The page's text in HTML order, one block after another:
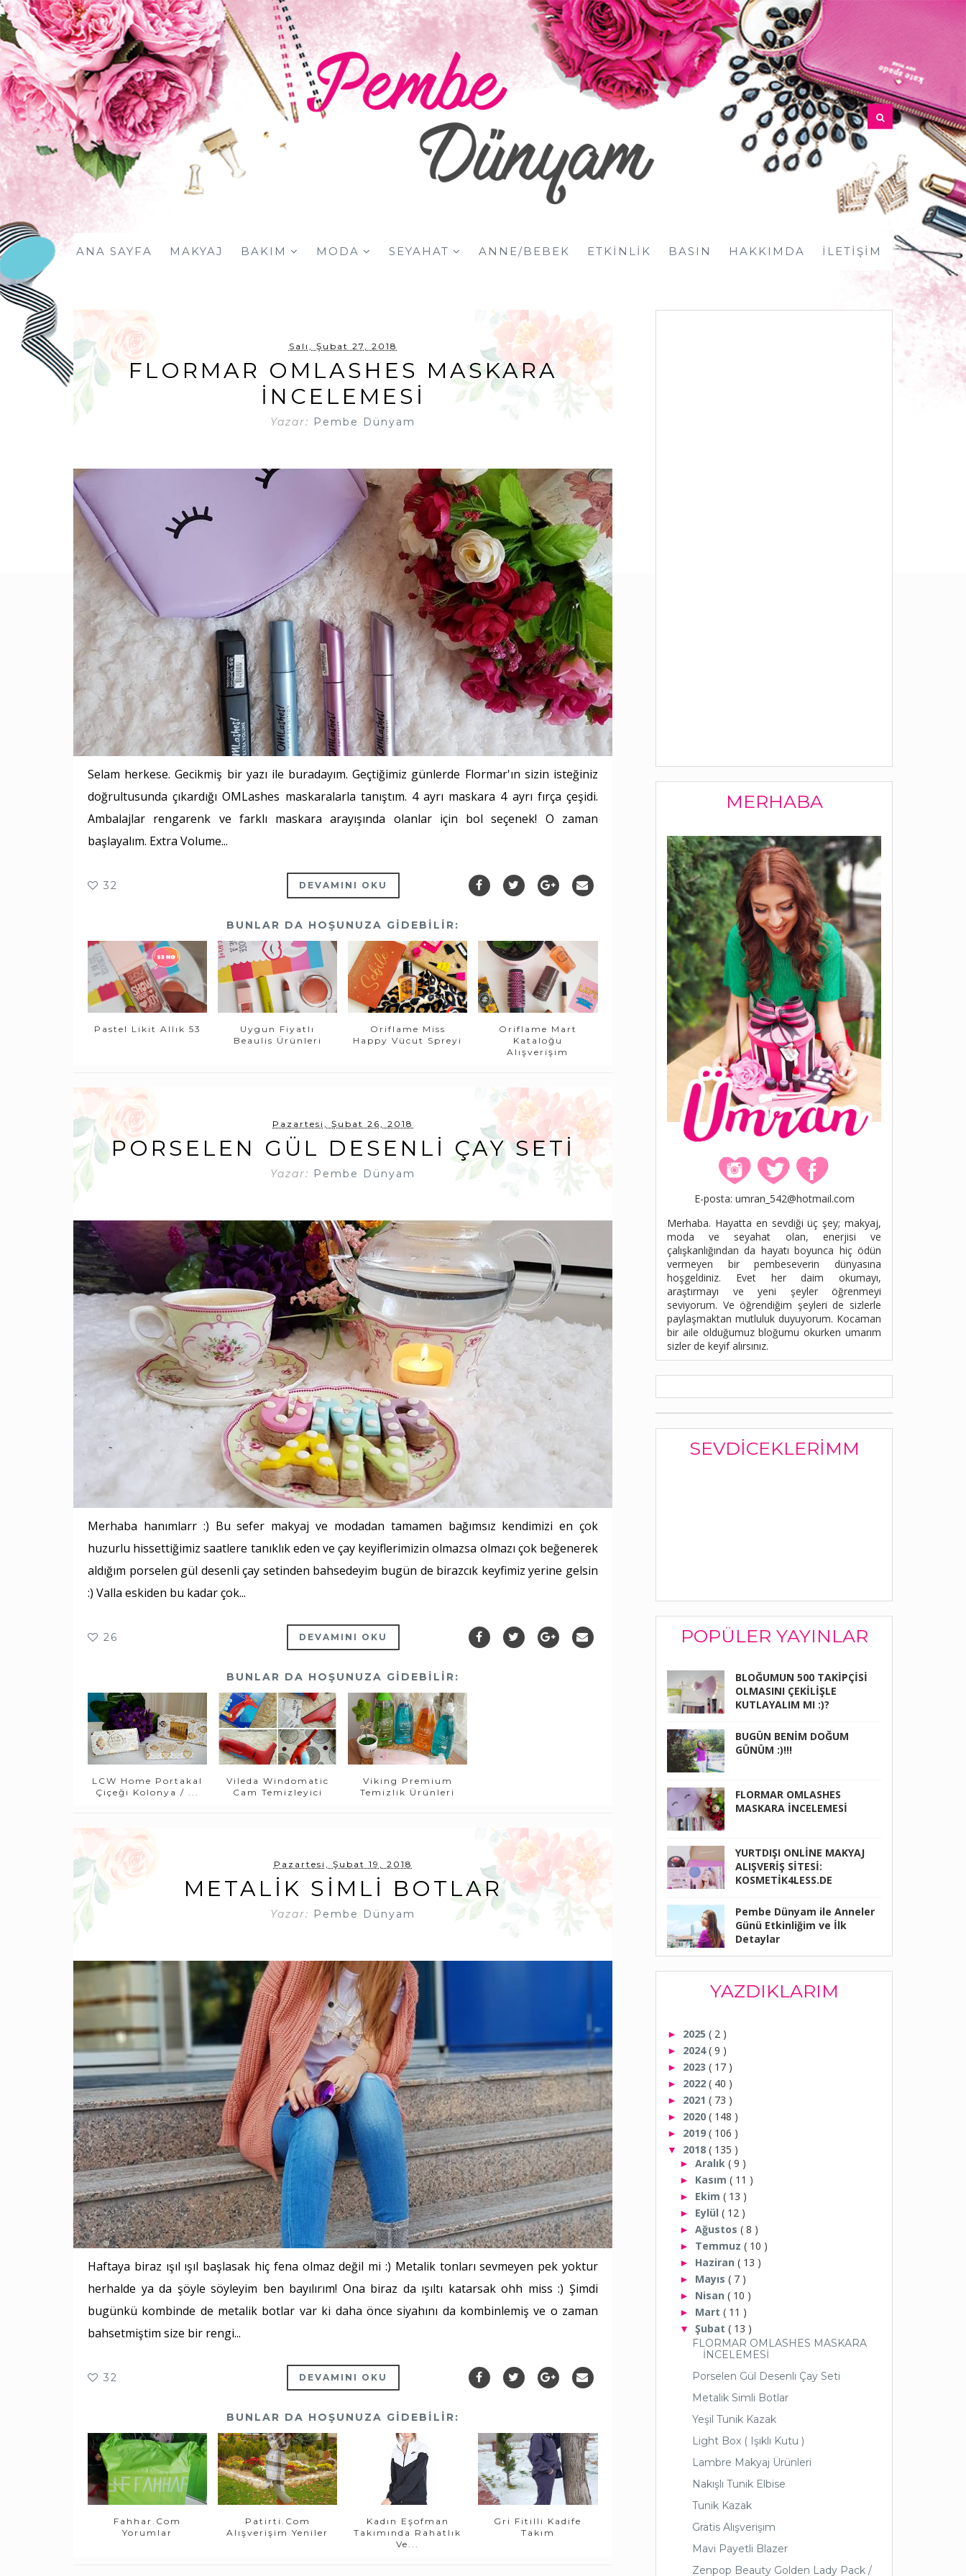
ANA SAYFA MAKYAJ BAKIM MODA SEYAHAT ANNE/BEBEK ETKINLIK BASIN HAKKIMDA İLETIŞIM
Salı, Şubat 27, 2018
FLORMAR OMLASHES MASKARA
İNCELEMESİ
Yazar: Pembe Dünyam
Selam herkese. Gecikmiş bir yazı ile buradayım. Geçtiğimiz günlerde Flormar'ın sizin isteğiniz
doğrultusunda çıkardığı OMLashes maskaralarla tanıştım. 4 ayrı maskara 4 ayrı fırça çeşidi.
Ambalajlar rengarenk ve farklı maskara arayışında olanlar için bol seçenek! O zaman
başlayalım. Extra Volume...
32 DEVAMINI OKU
BUNLAR DA HOŞUNUZA GIDEBILIR:
Pastel Likit Allık 53
Uygun Fiyatlı
Beaulis Ürünleri
Oriflame Miss
Happy Vücut Spreyi
Oriflame Mart
Kataloğu
Alışverişim
Pazartesi, Şubat 26, 2018
PORSELEN GÜL DESENLI ÇAY SETI
Yazar: Pembe Dünyam
Merhaba hanımlarr :) Bu sefer makyaj ve modadan tamamen bağımsız kendimizi en çok
huzurlu hissettiğimiz saatlere tanıklık eden ve çay keyiflerimizin olmazsa olmazı çok beğenerek
aldığım porselen gül desenli çay setinden bahsedeyim bugün de birazcık keyfimiz yerine gelsin
:) Valla eskiden bu kadar çok...
26 DEVAMINI OKU
BUNLAR DA HOŞUNUZA GIDEBILIR:
LCW Home Portakal
Çiçeği Kolonya / ...
Vileda Windomatic
Cam Temizleyici
Viking Premium
Temizlik Ürünleri
Pazartesi, Şubat 19, 2018
METALIK SIMLI BOTLAR
Yazar: Pembe Dünyam
Haftaya biraz ışıl ışıl başlasak hiç fena olmaz değil mi :) Metalik tonları sevmeyen pek yoktur
herhalde ya da şöyle söyleyim ben bayılırım! Ona biraz da ışıltı katarsak ohh miss :) Şimdi
bugünkü kombinde de metalik botlar var ki daha önce siyahını da kombinlemiş ve o zaman
bahsetmiştim size bir rengi...
32 DEVAMINI OKU
BUNLAR DA HOŞUNUZA GIDEBILIR:
Fahhar.com
Yorumlar
Patirti.com
Alışverişim Yeniler
Kadın Eşofman
Takımında Rahatlık
Ve...
Gri Fitilli Kadife
Takım
MERHABA
E-posta: umran_542@hotmail.com
Merhaba. Hayatta en sevdiği üç şey; makyaj,
moda ve seyahat olan, enerjisi ve
çalışkanlığından da hayatı boyunca hiç ödün
vermeyen bir pembeseverin dünyasına
hoşgeldiniz. Evet her daim okumayı,
araştırmayı ve yeni şeyler öğrenmeyi
seviyorum. Ve öğrendiğim şeyleri de sizlerle
paylaşmaktan mutluluk duyuyorum. Kocaman
bir aile olduğumuz bloğumu okurken umarım
sizler de keyif alırsınız.
SEVDICEKLERIMM
POPÜLER YAYINLAR
BLOĞUMUN 500 TAKİPÇİSİ
OLMASINI ÇEKİLİŞLE
KUTLAYALIM MI :)?
BUGÜN BENİM DOĞUM
GÜNÜM :)!!!
FLORMAR OMLASHES
MASKARA İNCELEMESİ
YURTDIŞI ONLİNE MAKYAJ
ALIŞVERİŞ SİTESİ:
KOSMETİK4LESS.DE
Pembe Dünyam ile Anneler
Günü Etkinliğim ve İlk
Detaylar
YAZDIKLARIM
► 2025 ( 2 )
► 2024( 9 )
► 2023 ( 17 )
► 2022 ( 40 )
► 2021 ( 73 )
► 2020 ( 148 )
► 2019 ( 106 )
▼ 2018 ( 135 )
► Aralık ( 9 )
► Kasım ( 11 )
► Ekim ( 13 )
► Eylül ( 12 )
► Ağustos ( 8 )
► Temmuz ( 10 )
► Haziran ( 13 )
► Mayıs ( 7 )
► Nisan ( 10 )
► Mart ( 11 )
▼ Şubat ( 13 )
FLORMAR OMLASHES MASKARA
İNCELEMESİ
Porselen Gül Desenli Çay Seti
Metalik Simli Botlar
Yeşil Tunik Kazak
Light Box ( Işıklı Kutu )
Lambre Makyaj Ürünleri
Nakışlı Tunik Elbise
Tunik Kazak
Gratis Alışverişim
Mavi Payetli Blazer
Zenpop Beauty Golden Lady Pack /